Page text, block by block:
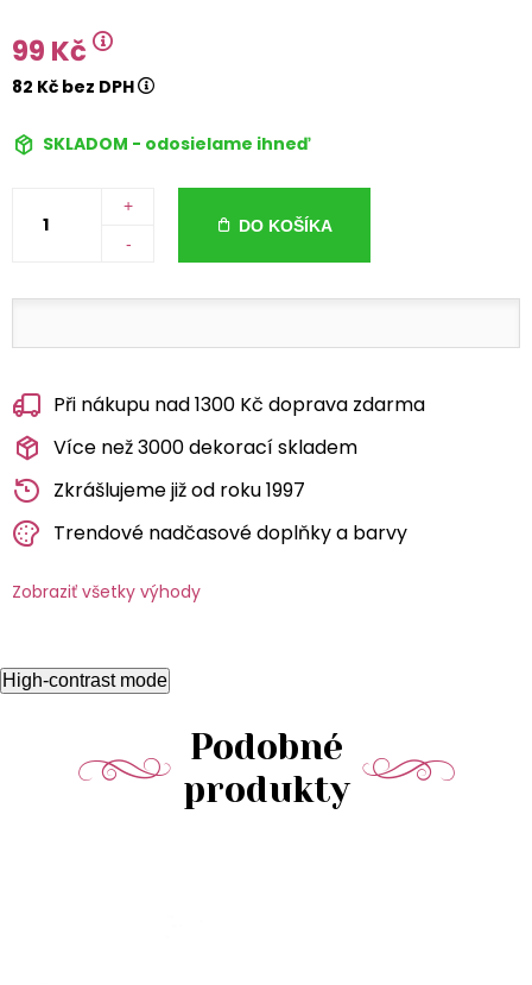
99 Kč
82 Kč bez DPH
SKLADOM - odosielame ihneď
+
-
DO KOŠÍKA
Při nákupu nad 1300 Kč doprava zdarma
Více než 3000 dekorací skladem
Zkrášlujeme již od roku 1997
Trendové nadčasové doplňky a barvy
Zobraziť všetky výhody
High-contrast mode
Podobné
produkty